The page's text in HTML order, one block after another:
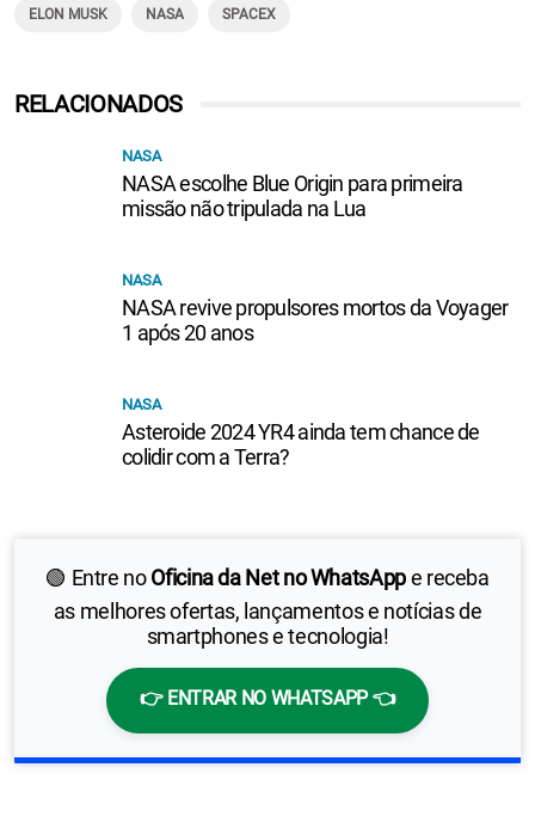
ELON MUSK NASA SPACEX
🟢 Entre noOficina da Net no WhatsAppe receba
as melhores ofertas, lançamentos e notícias de
smartphones e tecnologia!
👉 ENTRAR NO WHATSAPP 👈
RELACIONADOS
NASA
NASA escolhe Blue Origin para primeira
missão não tripulada na Lua
NASA
NASA revive propulsores mortos da Voyager
1 após 20 anos
NASA
Asteroide 2024 YR4 ainda tem chance de
colidir com a Terra?